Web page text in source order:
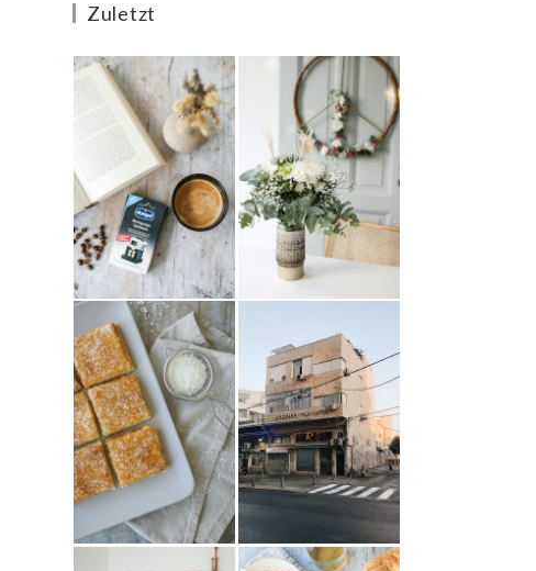
Zuletzt